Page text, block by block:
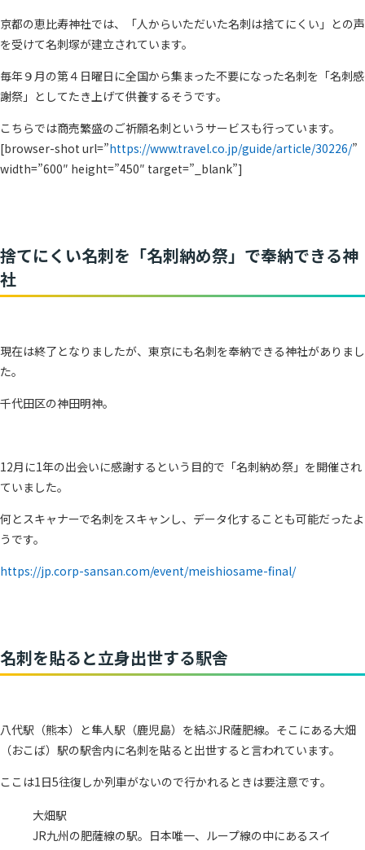
京都の恵比寿神社では、「人からいただいた名刺は捨てにくい」との声
を受けて名刺塚が建立されています。
毎年９月の第４日曜日に全国から集まった不要になった名刺を「名刺感
謝祭」としてたき上げて供養するそうです。
こちらでは商売繁盛のご祈願名刺というサービスも行っています。
[browser-shot url=”https://www.travel.co.jp/guide/article/30226/”
width=”600″ height=”450″ target=”_blank”]
捨てにくい名刺を「名刺納め祭」で奉納できる神
社
現在は終了となりましたが、東京にも名刺を奉納できる神社がありまし
た。
千代田区の神田明神。
12月に1年の出会いに感謝するという目的で「名刺納め祭」を開催され
ていました。
何とスキャナーで名刺をスキャンし、データ化することも可能だったよ
うです。
https://jp.corp-sansan.com/event/meishiosame-final/
名刺を貼ると立身出世する駅舎
八代駅（熊本）と隼人駅（鹿児島）を結ぶJR薩肥線。そこにある大畑
（おこば）駅の駅舎内に名刺を貼ると出世すると言われています。
ここは1日5往復しか列車がないので行かれるときは要注意です。
大畑駅
JR九州の肥薩線の駅。日本唯一、ループ線の中にあるスイ